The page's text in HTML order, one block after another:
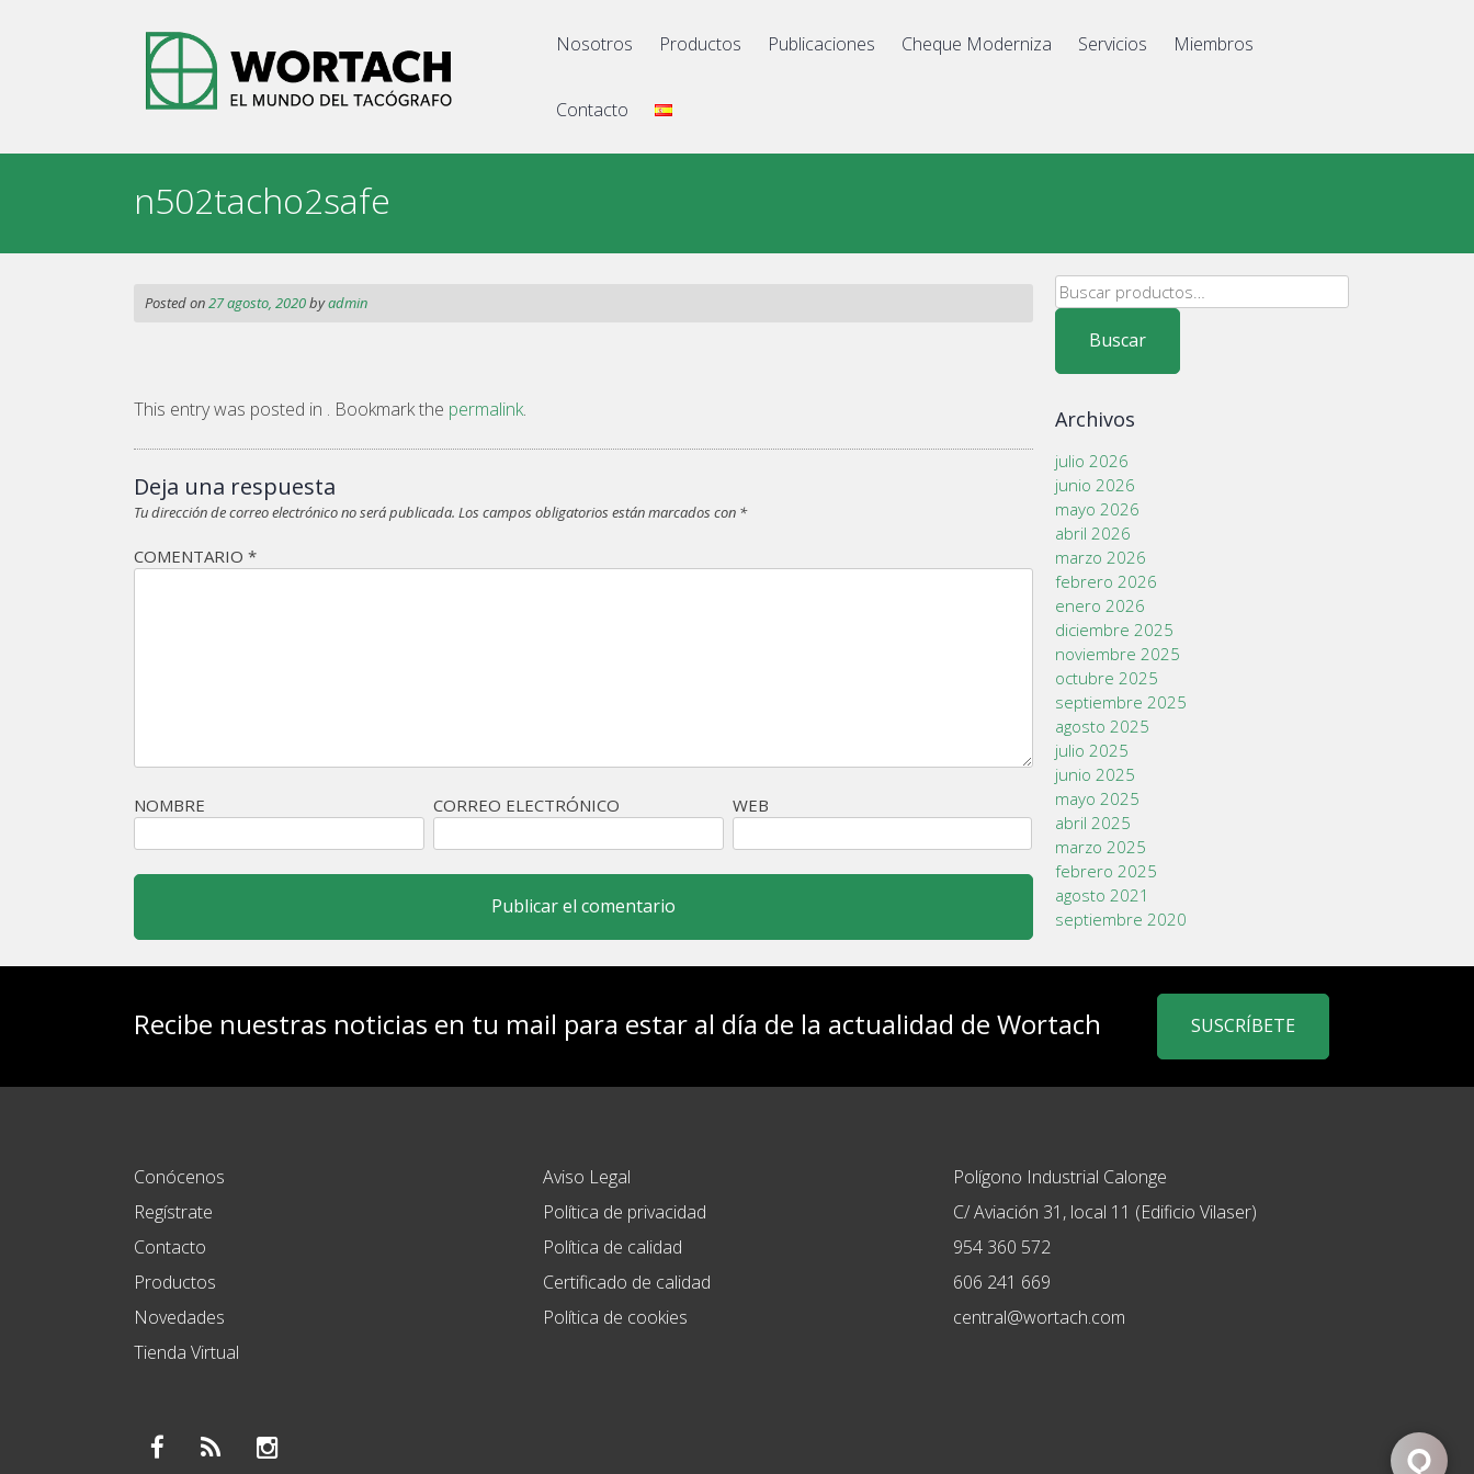
Nosotros Productos Publicaciones Cheque Moderniza Servicios Miembros
Contacto
n502tacho2safe
Posted on27 agosto, 2020byadmin
This entry was posted in . Bookmark the permalink.
Deja una respuesta
Tu dirección de correo electrónico no será publicada. Los campos obligatorios están marcados con *
COMENTARIO *
NOMBRE CORREO ELECTRÓNICO WEB
Buscar
por:
Buscar
Archivos
julio 2026
junio 2026
mayo 2026
abril 2026
marzo 2026
febrero 2026
enero 2026
diciembre 2025
noviembre 2025
octubre 2025
septiembre 2025
agosto 2025
julio 2025
junio 2025
mayo 2025
abril 2025
marzo 2025
febrero 2025
agosto 2021
septiembre 2020
Recibe nuestras noticias en tu mail para estar al día de la actualidad de Wortach SUSCRÍBETE
Conócenos
Regístrate
Contacto
Productos
Novedades
Tienda Virtual
Aviso Legal
Política de privacidad
Política de calidad
Certificado de calidad
Política de cookies
Polígono Industrial Calonge
C/ Aviación 31, local 11 (Edificio Vilaser)
954 360 572
606 241 669
central@wortach.com